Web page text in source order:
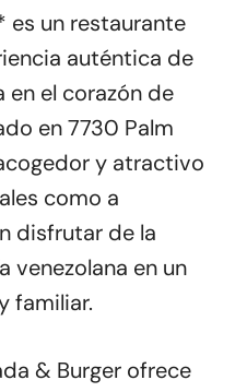
es un restaurante
auténtica de
en el corazón de
en 7730 Palm
y atractivo
como a
disfrutar de la
venezolana en un
familiar.
& Burger ofrece